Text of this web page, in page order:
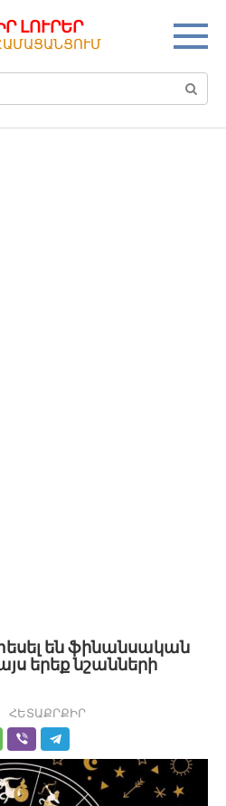
ԼՈՒՐԵՐ
են ֆինանսական
երեք նշանների
ՀԵՏԱՔՐՔԻՐ